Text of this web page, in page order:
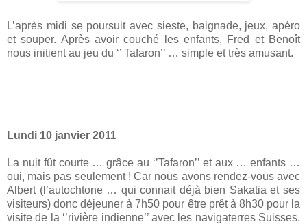
L’après midi se poursuit avec sieste, baignade, jeux, apéro
et souper. Après avoir couché les enfants, Fred et Benoît
nous initient au jeu du ‘’ Tafaron’’ … simple et très amusant.
Lundi 10 janvier 2011
La nuit fût courte … grâce au ‘’Tafaron’’ et aux … enfants …
oui, mais pas seulement ! Car nous avons rendez-vous avec
Albert (l’autochtone … qui connait déjà bien Sakatia et ses
visiteurs) donc déjeuner à 7h50 pour être prêt à 8h30 pour la
visite de la ‘’rivière indienne’’ avec les navigaterres Suisses.